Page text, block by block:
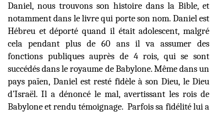
Daniel, nous trouvons son histoire dans la Bible, et
notamment dans le livre qui porte son nom. Daniel est
Hébreu et déporté quand il était adolescent, malgré
cela pendant plus de 60 ans il va assumer des
fonctions publiques auprès de 4 rois, qui se sont
succédés dans le royaume de Babylone. Même dans un
pays païen, Daniel est resté fidèle à son Dieu, le Dieu
d’Israël. Il a dénoncé le mal, avertissant les rois de
Babylone et rendu témoignage.Parfois sa fidélité lui a